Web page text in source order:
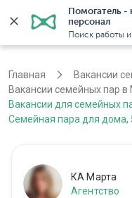
Помогатель
персонал
Поиск работы
Главная
Вакансии
Вакансии семейных пар в
Вакансии для семейных
Семейная пара для дома,
КА Марта
Агентство